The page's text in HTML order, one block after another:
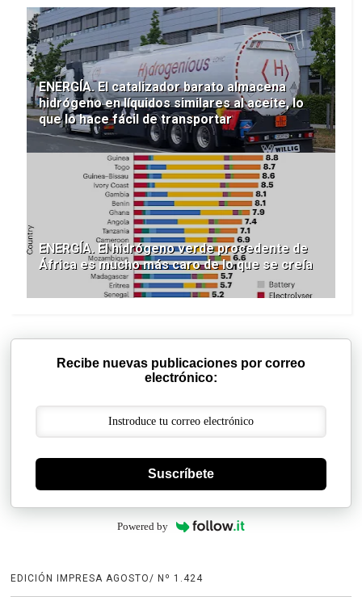
ENERGÍA. El catalizador barato almacena
hidrógeno en líquidos similares al aceite, lo
que lo hace fácil de transportar
ENERGÍA. El hidrógeno verde procedente de
África es mucho más caro de lo que se creía
Recibe nuevas publicaciones por correo
electrónico:
Suscríbete
Powered by
EDICIÓN IMPRESA AGOSTO/ Nº 1.424